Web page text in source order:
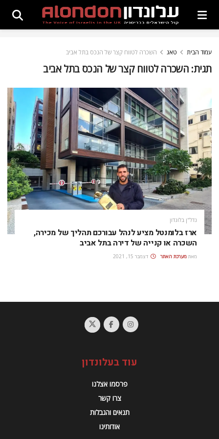
עמוד הבית טאג השכרה לטווח קצר של הנכס בתל אביב
תגית: השכרה לטווח קצר של הנכס בתל אביב
נדל"ן בלונדון
ארז בלומנטל מציע לנהל עבורכם תהליך של מכירה,
השכרה או קנייה של דירה בתל אביב
מאת מערכת האתר דצמבר 15, 2021
עוד בעלונדון
פרסמו אצלנו
צרו קשר
תנאים והגבלות
אודותינו